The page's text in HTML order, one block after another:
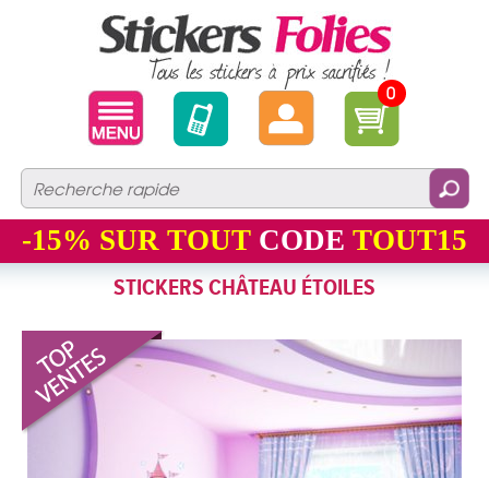
0
-15% SUR TOUT CODE TOUT15
STICKERS CHÂTEAU ÉTOILES